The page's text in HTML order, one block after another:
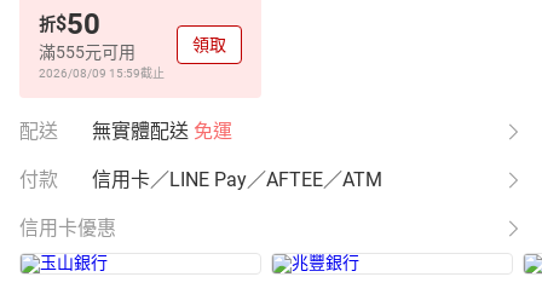
折$50
滿555元可用
2026/08/09 15:59截止
領取
配送 無實體配送 免運
付款 信用卡／LINE Pay／AFTEE／ATM
信用卡優惠